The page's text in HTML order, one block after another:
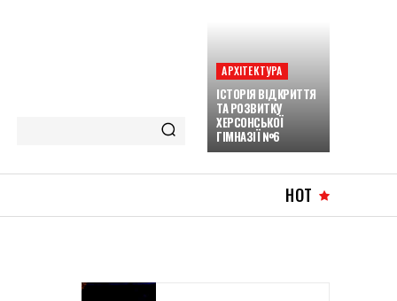
АРХІТЕКТУРА
ІСТОРІЯ ВІДКРИТТЯ
ТА РОЗВИТКУ
ХЕРСОНСЬКОЇ
ГІМНАЗІЇ №6
HOT